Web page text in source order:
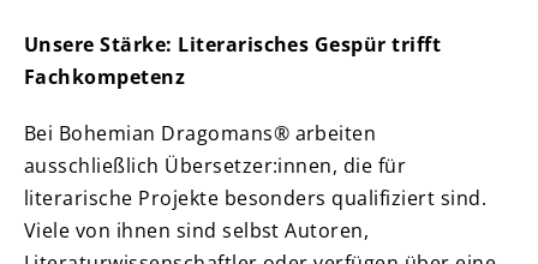
Unsere Stärke: Literarisches Gespür trifft
Fachkompetenz
Bei Bohemian Dragomans® arbeiten
ausschließlich Übersetzer:innen, die für
literarische Projekte besonders qualifiziert sind.
Viele von ihnen sind selbst Autoren,